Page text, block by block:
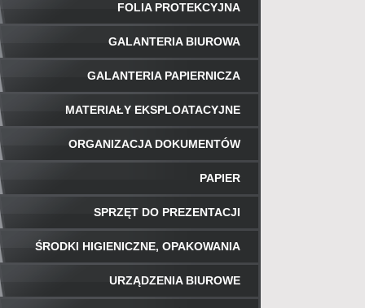
FOLIA PROTEKCYJNA
GALANTERIA BIUROWA
GALANTERIA PAPIERNICZA
MATERIAŁY EKSPLOATACYJNE
ORGANIZACJA DOKUMENTÓW
PAPIER
SPRZĘT DO PREZENTACJI
ŚRODKI HIGIENICZNE, OPAKOWANIA
URZĄDZENIA BIUROWE